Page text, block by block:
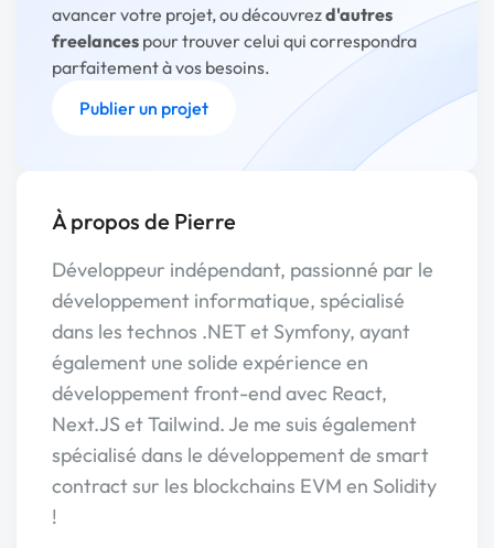
avancer votre projet, ou découvrezd'autres
freelances pour trouver celui qui correspondra
parfaitement à vos besoins.
Publier un projet
À propos de Pierre
Développeur indépendant, passionné par le
développement informatique, spécialisé
dans les technos .NET et Symfony, ayant
également une solide expérience en
développement front-end avec React,
Next.JS et Tailwind. Je me suis également
spécialisé dans le développement de smart
contract sur les blockchains EVM en Solidity
!